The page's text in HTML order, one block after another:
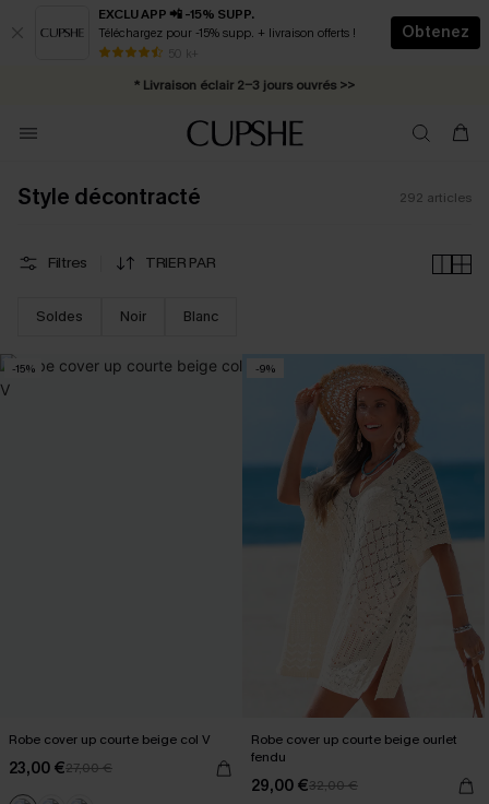
EXCLU APP 📲 -15% SUPP.
Téléchargez pour -15% supp. + livraison offerts !
50 k+
Obtenez
* Livraison éclair 2-3 jours ouvrés >>
Abonnement E-mail : -25% dès 4 achetés >>
Style décontracté 292 articles
Filtres TRIER PAR
Soldes Noir Blanc
-15%
Robe cover up courte beige col V
23,00 €27,00 €
-9%
Robe cover up courte beige ourlet
fendu
29,00 €32,00 €